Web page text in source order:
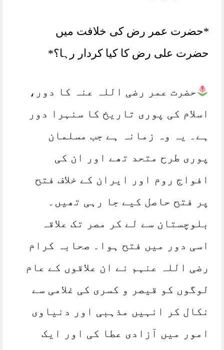
*حضرت عمر رض کی خلافت میں
حضرت علی رض کا کیا کردار رہا؟*
حضرت عمر رضی اللہ عنہ کا دور،
اسلام کی پوری تاریخ کا سنہرا دور
ہے۔ یہ وہ زمانہ ہے جب مسلمان
پوری طرح متحد تھے اور ان کی
افواج روم اور ایران کے خلاف فتح
پر فتح حاصل کیے جا رہی تھیں۔
بلوچستان سے لے کر مصر تک علاقہ
اسی دور میں فتح ہوا۔ صحابہ کرام
رضی اللہ عنہم نے ان علاقوں کے عام
لوگوں کو قیصر و کسری کی غلامی سے
نکال کر انہیں مذہبی اور دنیاوی
امور میں آزادی عطا کی اور ایک